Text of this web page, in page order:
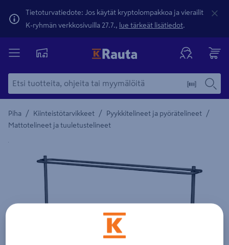
Tietoturvatiedote: Jos käytät kryptolompakkoa ja vierailit
K-ryhmän verkkosivuilla 27.7., lue tärkeät lisätiedot.
Piha / Kiinteistötarvikkeet / Pyykkitelineet ja pyörätelineet /
Mattotelineet ja tuuletustelineet
Yksityiskohtainen kuvaus löytyy Tuotteen kuvaus -